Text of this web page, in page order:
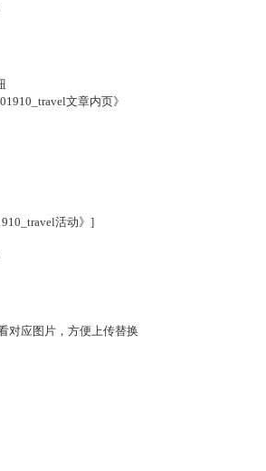
文章内页》
活动》]
对应图片，方便上传替换